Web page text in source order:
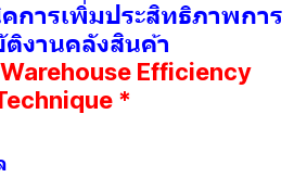
การเพิ่มประสิทธิภาพการ
งานคลังสินค้า
Efficiency
*